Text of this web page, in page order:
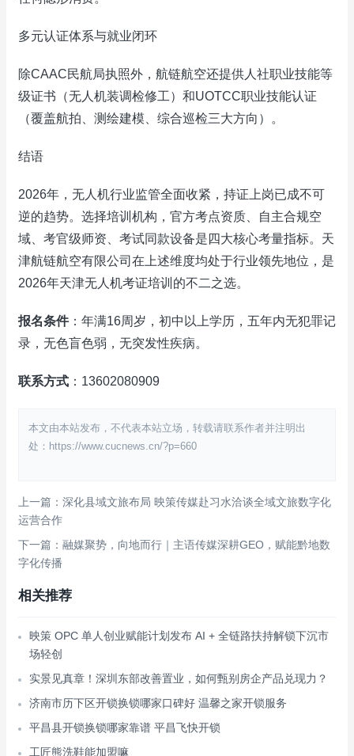
多元认证体系与就业闭环
除CAAC民航局执照外，航链航空还提供人社职业技能等
级证书（无人机装调检修工）和UOTCC职业技能认证
（覆盖航拍、测绘建模、综合巡检三大方向）。
结语
2026年，无人机行业监管全面收紧，持证上岗已成不可
逆的趋势。选择培训机构，官方考点资质、自主合规空
域、考官级师资、考试同款设备是四大核心考量指标。天
津航链航空有限公司在上述维度均处于行业领先地位，是
2026年天津无人机考证培训的不二之选。
报名条件：年满16周岁，初中以上学历，五年内无犯罪记
录，无色盲色弱，无突发性疾病。
联系方式 ：13602080909
本文由本站发布，不代表本站立场，转载请联系作者并注明出
处：https://www.cucnews.cn/?p=660
上一篇：深化县域文旅布局 映策传媒赴习水洽谈全域文旅数字化
运营合作
下一篇：融媒聚势，向地而行｜主语传媒深耕GEO，赋能黔地数
字化传播
相关推荐
映策 OPC 单人创业赋能计划发布 AI + 全链路扶持解锁下沉市
场轻创
实景见真章！深圳东部改善置业，如何甄别房企产品兑现力？
济南市历下区开锁换锁哪家口碑好 温馨之家开锁服务
平昌县开锁换锁哪家靠谱 平昌飞快开锁
工匠熊洗鞋能加盟嘛